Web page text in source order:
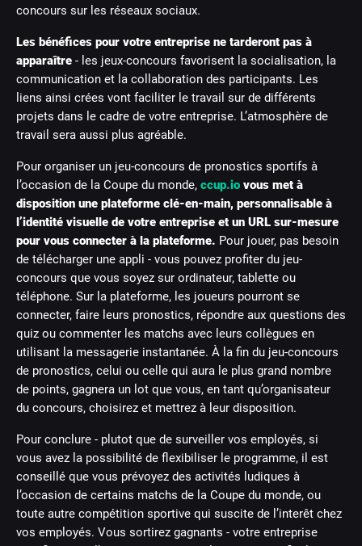
concours sur les réseaux sociaux.
Les bénéfices pour votre entreprise ne tarderont pas à
apparaître - les jeux-concours favorisent la socialisation, la
communication et la collaboration des participants. Les
liens ainsi crées vont faciliter le travail sur de différents
projets dans le cadre de votre entreprise. L’atmosphère de
travail sera aussi plus agréable.
Pour organiser un jeu-concours de pronostics sportifs à
l’occasion de la Coupe du monde, ccup.io vous met à
disposition une plateforme clé-en-main, personnalisable à
l’identité visuelle de votre entreprise et un URL sur-mesure
pour vous connecter à la plateforme. Pour jouer, pas besoin
de télécharger une appli - vous pouvez profiter du jeu-
concours que vous soyez sur ordinateur, tablette ou
téléphone. Sur la plateforme, les joueurs pourront se
connecter, faire leurs pronostics, répondre aux questions des
quiz ou commenter les matchs avec leurs collègues en
utilisant la messagerie instantanée. À la fin du jeu-concours
de pronostics, celui ou celle qui aura le plus grand nombre
de points, gagnera un lot que vous, en tant qu’organisateur
du concours, choisirez et mettrez à leur disposition.
Pour conclure - plutot que de surveiller vos employés, si
vous avez la possibilité de flexibiliser le programme, il est
conseillé que vous prévoyez des activités ludiques à
l’occasion de certains matchs de la Coupe du monde, ou
toute autre compétition sportive qui suscite de l’interêt chez
vos employés. Vous sortirez gagnants - votre entreprise